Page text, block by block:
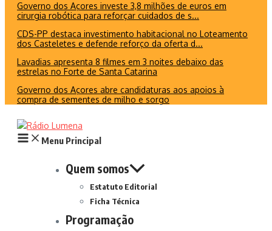
Governo dos Açores investe 3,8 milhões de euros em
cirurgia robótica para reforçar cuidados de s...
CDS-PP destaca investimento habitacional no Loteamento
dos Casteletes e defende reforço da oferta d...
Lavadias apresenta 8 filmes em 3 noites debaixo das
estrelas no Forte de Santa Catarina
Governo dos Açores abre candidaturas aos apoios à
compra de sementes de milho e sorgo
Menu Principal
Quem somos
Estatuto Editorial
Ficha Técnica
Programação